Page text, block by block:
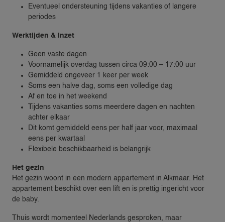
Eventueel ondersteuning tijdens vakanties of langere
periodes
Werktijden & inzet
Geen vaste dagen
Voornamelijk overdag tussen circa 09:00 – 17:00 uur
Gemiddeld ongeveer 1 keer per week
Soms een halve dag, soms een volledige dag
Af en toe in het weekend
Tijdens vakanties soms meerdere dagen en nachten
achter elkaar
Dit komt gemiddeld eens per half jaar voor, maximaal
eens per kwartaal
Flexibele beschikbaarheid is belangrijk
Het gezin
Het gezin woont in een modern appartement in Alkmaar. Het
appartement beschikt over een lift en is prettig ingericht voor
de baby.
Thuis wordt momenteel Nederlands gesproken, maar